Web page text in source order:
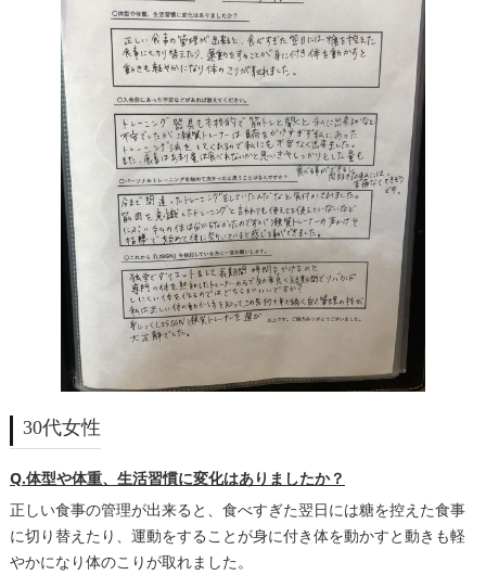
30代女性
Q.体型や体重、生活習慣に変化はありましたか？
正しい食事の管理が出来ると、食べすぎた翌日には糖を控えた食事
に切り替えたり、運動をすることが身に付き体を動かすと動きも軽
やかになり体のこりが取れました。